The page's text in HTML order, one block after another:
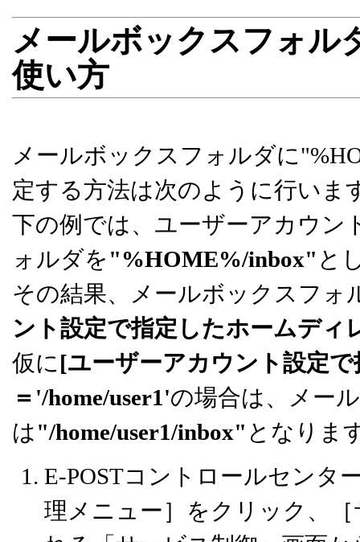
メールボックスフォ
使い方
メールボックスフォルダに
定する方法は次のように行いま
下の例では、ユーザーアカウン
ォルダを "%HOME%/inbox" と
その結果、メールボックスフォ
ント設定で指定したホームディ
仮に[ユーザーアカウント設定
＝'/home/user1'の場合は、メー
は"/home/user1/inbox" となりま
E-POSTコントロールセンタ
理メニュー］をクリック、